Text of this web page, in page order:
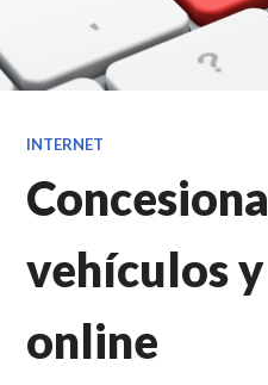
INTERNET
vehículos
online